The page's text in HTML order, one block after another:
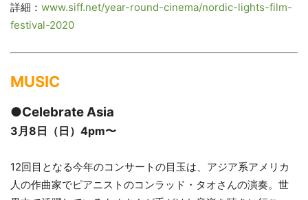
詳細： www.siff.net/year-round-cinema/nordic-lights-film-
festival-2020
MUSIC
●Celebrate Asia
3月8日（日）4pm〜
12回目となる今年のコンサートの目玉は、アジア系アメリカ
人の作曲家でピアニストのコンラッド・タオさんの演奏。世